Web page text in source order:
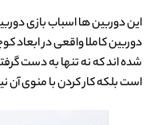
این دوربین ها اسباب بازی
دوربین کاملا واقعی در ابعاد
شده اند که نه تنها به دست
است بلکه کار کردن با منوی آن